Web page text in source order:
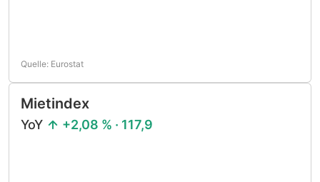
Quelle: Eurostat
Mietindex
YoY +2,08 % · 117,9